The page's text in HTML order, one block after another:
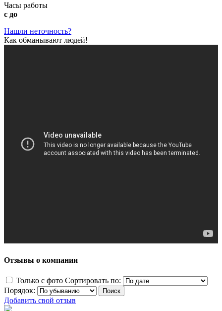
Часы работы
с до
Нашли неточность?
Как обманывают людей!
Отзывы о компании
Только с фото Сортировать по:
Порядок:
Добавить свой отзыв